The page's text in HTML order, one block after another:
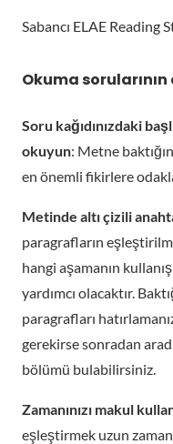
Sabancı ELAE Reading
Okuma
Soru kağıdınızdaki
okuyun: Metne
en önemli fikirlere
Metinde altı çizili
paragrafların
hangi aşamanın
yardımcı olacaktır.
paragrafları
gerekirse sonradan
bölümü bulabilirsiniz.
Zamanınızı makul
eşleştirmek uzun